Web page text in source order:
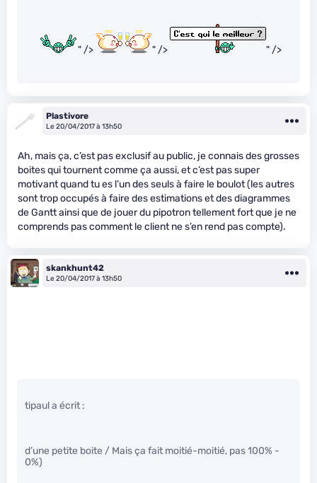
" /> " /> " />
Plastivore
Le 20/04/2017 à 13h50
Ah, mais ça, c’est pas exclusif au public, je connais des grosses
boites qui tournent comme ça aussi, et c’est pas super
motivant quand tu es l’un des seuls à faire le boulot (les autres
sont trop occupés à faire des estimations et des diagrammes
de Gantt ainsi que de jouer du pipotron tellement fort que je ne
comprends pas comment le client ne s’en rend pas compte).
skankhunt42
Le 20/04/2017 à 13h50
tipaul a écrit :
d’une petite boite / Mais ça fait moitié-moitié, pas 100% -
0%)